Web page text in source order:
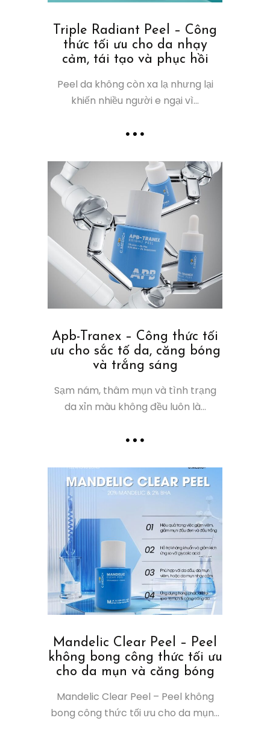
Triple Radiant Peel – Công
thức tối ưu cho da nhạy
cảm, tái tạo và phục hồi
Peel da không còn xa lạ nhưng lại
khiến nhiều người e ngại vì...
Apb-Tranex – Công thức tối
ưu cho sắc tố da, căng bóng
và trắng sáng
Sạm nám, thâm mụn và tình trạng
da xỉn màu không đều luôn là...
Mandelic Clear Peel – Peel
không bong công thức tối ưu
cho da mụn và căng bóng
Mandelic Clear Peel – Peel không
bong công thức tối ưu cho da mụn...